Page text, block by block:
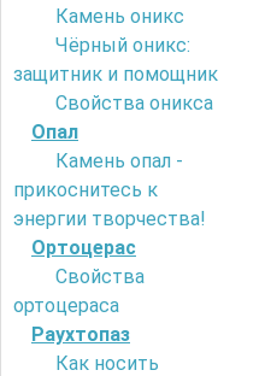
Камень оникс
Чёрный оникс:
защитник и помощник
Свойства оникса
Опал
Камень опал -
прикоснитесь к
энергии творчества!
Ортоцерас
Свойства
ортоцераса
Раухтопаз
Как носить